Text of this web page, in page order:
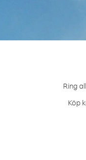
Ring
Köp